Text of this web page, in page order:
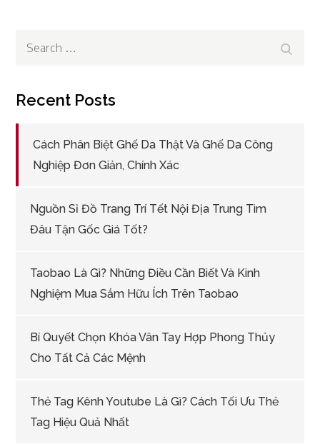
Search
Recent Posts
Cách Phân Biệt Ghế Da Thật Và Ghế Da Công
Nghiệp Đơn Giản, Chính Xác
Nguồn Sỉ Đồ Trang Trí Tết Nội Địa Trung Tìm
Đâu Tận Gốc Giá Tốt?
Taobao Là Gì? Những Điều Cần Biết Và Kinh
Nghiệm Mua Sắm Hữu Ích Trên Taobao
Bí Quyết Chọn Khóa Vân Tay Hợp Phong Thủy
Cho Tất Cả Các Mệnh
Thẻ Tag Kênh Youtube Là Gì? Cách Tối Ưu Thẻ
Tag Hiệu Quả Nhất